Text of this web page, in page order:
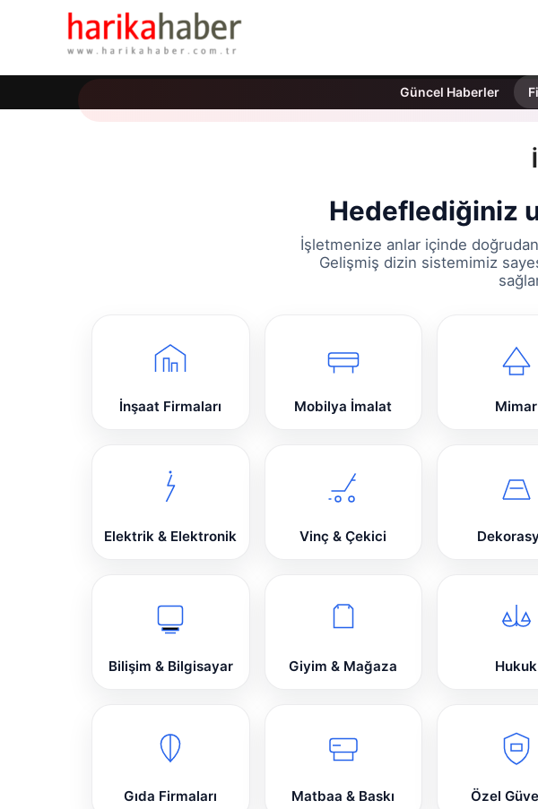
Güncel Haberler
Hedeflediğiniz
İşletmenize anlar içinde
Gelişmiş dizin sistemimiz
İnşaat Firmaları Mobilya İmalat Mimar
Elektrik & Elektronik Vinç & Çekici
Bilişim & Bilgisayar Giyim & Mağaza Hukuk
Gıda Firmaları Matbaa & Baskı Özel